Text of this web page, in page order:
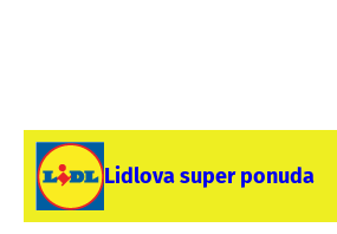
Lidlova super ponuda